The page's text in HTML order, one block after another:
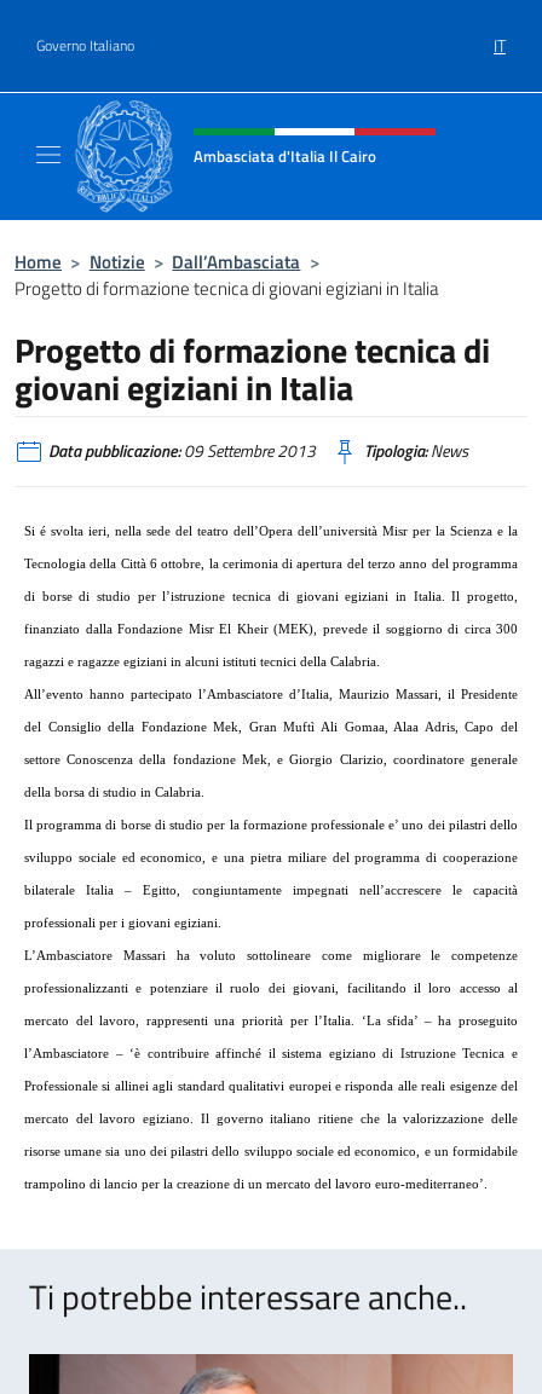
Governo Italiano IT
Intestazione sito, social e menù
Ambasciata d'Italia Il Cairo
Home > Notizie > Dall’Ambasciata >
Progetto di formazione tecnica di giovani egiziani in Italia
Progetto di formazione tecnica di
giovani egiziani in Italia
Data pubblicazione:09 Settembre 2013 Tipologia:News
Si é svolta ieri, nella sede del teatro dell’Opera dell’università Misr per la Scienza e la
Tecnologia della Città 6 ottobre, la cerimonia di apertura del terzo anno del programma
di borse di studio per l’istruzione tecnica di giovani egiziani in Italia. Il progetto,
finanziato dalla Fondazione Misr El Kheir (MEK), prevede il soggiorno di circa 300
ragazzi e ragazze egiziani in alcuni istituti tecnici della Calabria.
All’evento hanno partecipato l’Ambasciatore d’Italia, Maurizio Massari, il Presidente
del Consiglio della Fondazione Mek, Gran Muftì Ali Gomaa, Alaa Adris, Capo del
settore Conoscenza della fondazione Mek, e Giorgio Clarizio, coordinatore generale
della borsa di studio in Calabria.
Il programma di borse di studio per la formazione professionale e’ uno dei pilastri dello
sviluppo sociale ed economico, e una pietra miliare del programma di cooperazione
bilaterale Italia – Egitto, congiuntamente impegnati nell’accrescere le capacità
professionali per i giovani egiziani.
L’Ambasciatore Massari ha voluto sottolineare come migliorare le competenze
professionalizzanti e potenziare il ruolo dei giovani, facilitando il loro accesso al
mercato del lavoro, rappresenti una priorità per l’Italia. ‘La sfida’ – ha proseguito
l’Ambasciatore – ‘è contribuire affinché il sistema egiziano di Istruzione Tecnica e
Professionale si allinei agli standard qualitativi europei e risponda alle reali esigenze del
mercato del lavoro egiziano. Il governo italiano ritiene che la valorizzazione delle
risorse umane sia uno dei pilastri dello sviluppo sociale ed economico, e un formidabile
trampolino di lancio per la creazione di un mercato del lavoro euro-mediterraneo’.
Ti potrebbe interessare anche..